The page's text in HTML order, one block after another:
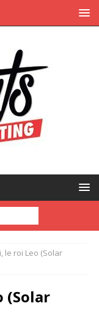
le roi Leo (Solar
(Solar